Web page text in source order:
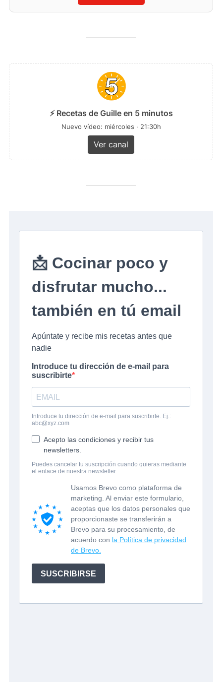
⚡ Recetas de Guille en 5 minutos
Nuevo vídeo: miércoles · 21:30h
Ver canal